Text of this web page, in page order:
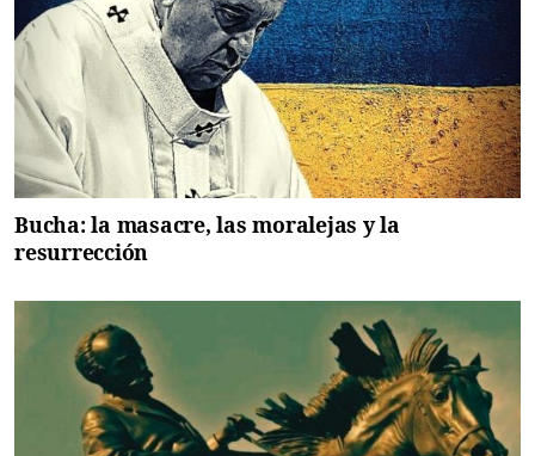
Bucha: la masacre, las moralejas y la
resurrección